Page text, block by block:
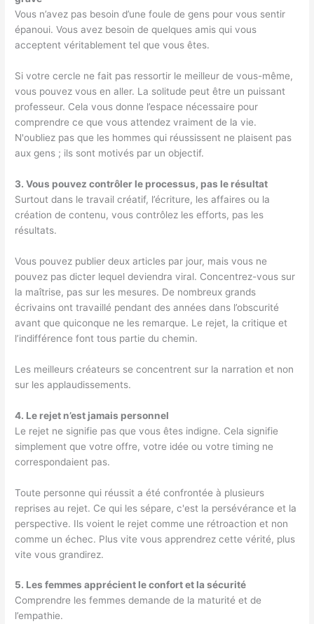
Vous n’avez pas besoin d’une foule de gens pour vous sentir
épanoui. Vous avez besoin de quelques amis qui vous
acceptent véritablement tel que vous êtes.
Si votre cercle ne fait pas ressortir le meilleur de vous-même,
vous pouvez vous en aller. La solitude peut être un puissant
professeur. Cela vous donne l’espace nécessaire pour
comprendre ce que vous attendez vraiment de la vie.
N'oubliez pas que les hommes qui réussissent ne plaisent pas
aux gens ; ils sont motivés par un objectif.
3. Vous pouvez contrôler le processus, pas le résultat
Surtout dans le travail créatif, l’écriture, les affaires ou la
création de contenu, vous contrôlez les efforts, pas les
résultats.
Vous pouvez publier deux articles par jour, mais vous ne
pouvez pas dicter lequel deviendra viral. Concentrez-vous sur
la maîtrise, pas sur les mesures. De nombreux grands
écrivains ont travaillé pendant des années dans l’obscurité
avant que quiconque ne les remarque. Le rejet, la critique et
l’indifférence font tous partie du chemin.
Les meilleurs créateurs se concentrent sur la narration et non
sur les applaudissements.
4. Le rejet n’est jamais personnel
Le rejet ne signifie pas que vous êtes indigne. Cela signifie
simplement que votre offre, votre idée ou votre timing ne
correspondaient pas.
Toute personne qui réussit a été confrontée à plusieurs
reprises au rejet. Ce qui les sépare, c'est la persévérance et la
perspective. Ils voient le rejet comme une rétroaction et non
comme un échec. Plus vite vous apprendrez cette vérité, plus
vite vous grandirez.
5. Les femmes apprécient le confort et la sécurité
Comprendre les femmes demande de la maturité et de
l’empathie.